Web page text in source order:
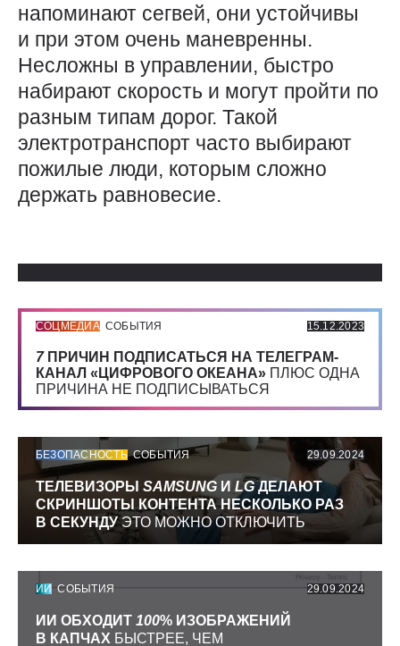
напоминают сегвей, они устойчивы
и при этом очень маневренны.
Несложны в управлении, быстро
набирают скорость и могут пройти по
разным типам дорог. Такой
электротранспорт часто выбирают
пожилые люди, которым сложно
держать равновесие.
СОЦМЕДИА СОБЫТИЯ 15.12.2023
7 ПРИЧИН ПОДПИСАТЬСЯ НА ТЕЛЕГРАМ-
КАНАЛ «ЦИФРОВОГО ОКЕАНА» ПЛЮС ОДНА
ПРИЧИНА НЕ ПОДПИСЫВАТЬСЯ
БЕЗОПАСНОСТЬ СОБЫТИЯ 29.09.2024
ТЕЛЕВИЗОРЫ SAMSUNG И LGДЕЛАЮТ
СКРИНШОТЫ КОНТЕНТА НЕСКОЛЬКО РАЗ
В СЕКУНДУЭТО МОЖНО ОТКЛЮЧИТЬ
ИИ СОБЫТИЯ 29.09.2024
ИИ ОБХОДИТ 100% ИЗОБРАЖЕНИЙ
В КАПЧАХ БЫСТРЕЕ, ЧЕМ